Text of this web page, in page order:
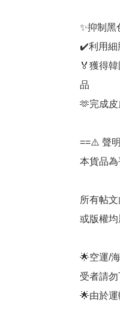
✨抑制黑
✔️利用細
🏅獲得
品
🫶完成
==⚠️ 聲
本貨品
所有帖
或版權
🌟空運/
受者請
🌟由於